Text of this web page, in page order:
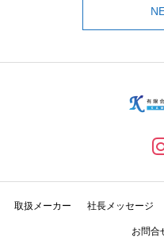
取扱メーカー 社長メッセージ
お問合